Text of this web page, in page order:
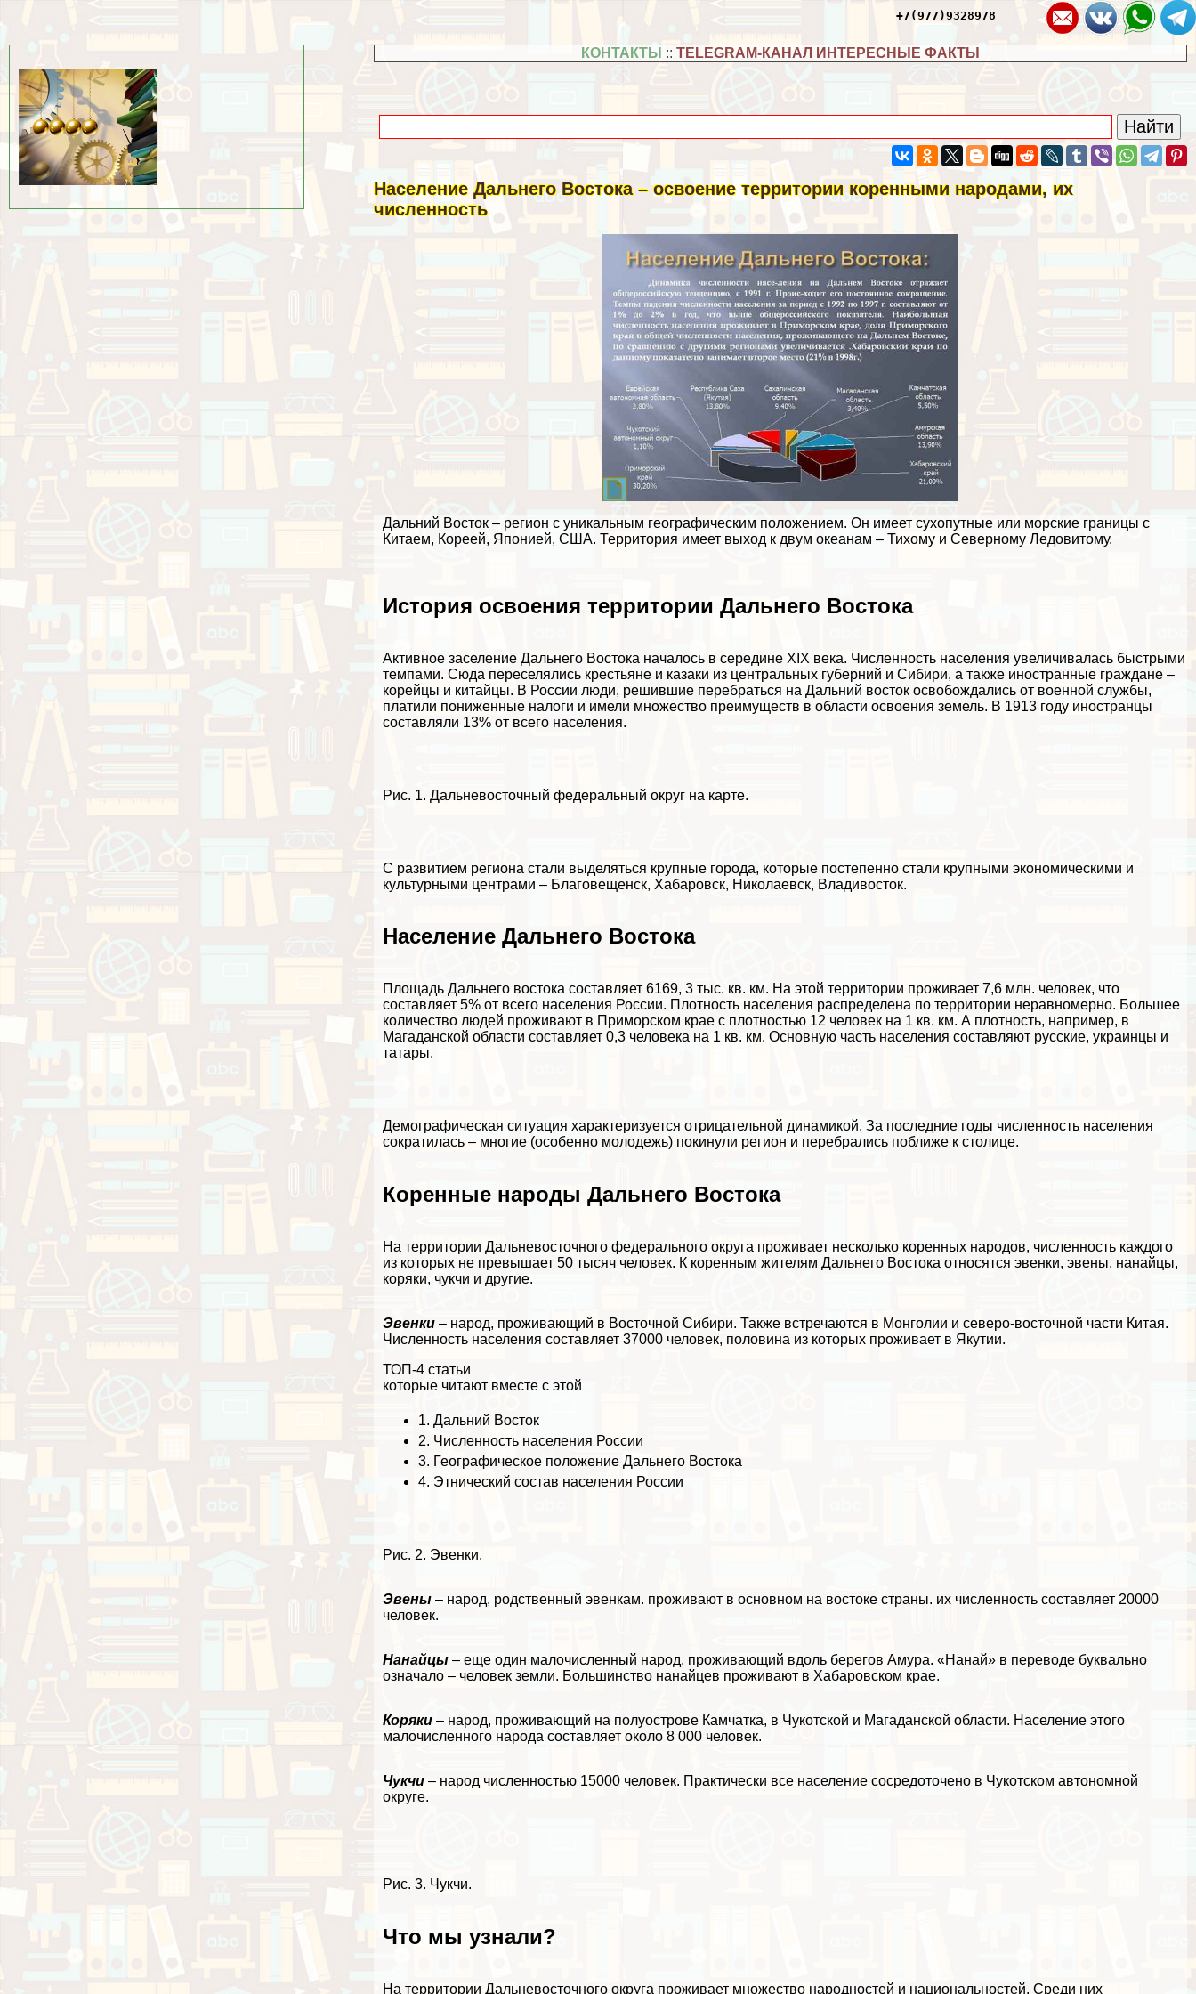
+7(977)9328978
КОНТАКТЫ ::TELEGRAM-КАНАЛ ИНТЕРЕСНЫЕ ФАКТЫ
Население Дальнего Востока – освоение территории коренными народами, их
численность
Дальний Восток – регион с уникальным географическим положением. Он имеет сухопутные или морские границы с
Китаем, Кореей, Японией, США. Территория имеет выход к двум океанам – Тихому и Северному Ледовитому.
История освоения территории Дальнего Востока
Активное заселение Дальнего Востока началось в середине XIX века. Численность населения увеличивалась быстрыми
темпами. Сюда переселялись крестьяне и казаки из центральных губерний и Сибири, а также иностранные граждане –
корейцы и китайцы. В России люди, решившие перебраться на Дальний восток освобождались от военной службы,
платили пониженные налоги и имели множество преимуществ в области освоения земель. В 1913 году иностранцы
составляли 13% от всего населения.
Рис. 1. Дальневосточный федеральный округ на карте.
С развитием региона стали выделяться крупные города, которые постепенно стали крупными экономическими и
культурными центрами – Благовещенск, Хабаровск, Николаевск, Владивосток.
Население Дальнего Востока
Площадь Дальнего востока составляет 6169, 3 тыс. кв. км. На этой территории проживает 7,6 млн. человек, что
составляет 5% от всего населения России. Плотность населения распределена по территории неравномерно. Большее
количество людей проживают в Приморском крае с плотностью 12 человек на 1 кв. км. А плотность, например, в
Магаданской области составляет 0,3 человека на 1 кв. км. Основную часть населения составляют русские, украинцы и
татары.
Демографическая ситуация хаpaктеризуется отрицательной динамикой. За последние годы численность населения
сократилась – многие (особенно молодежь) покинули регион и перебрались поближе к столице.
Коренные народы Дальнего Востока
На территории Дальневосточного федерального округа проживает несколько коренных народов, численность каждого
из которых не превышает 50 тысяч человек. К коренным жителям Дальнего Востока относятся эвенки, эвены, нанайцы,
коряки, чукчи и другие.
Эвенки– народ, проживающий в Восточной Сибири. Также встречаются в Монголии и северо-восточной части Китая.
Численность населения составляет 37000 человек, половина из которых проживает в Якутии.
ТОП-4 статьи
которые читают вместе с этой
1. Дальний Восток
2. Численность населения России
3. Географическое положение Дальнего Востока
4. Этнический состав населения России
Рис. 2. Эвенки.
Эвены– народ, родственный эвенкам. проживают в основном на востоке страны. их численность составляет 20000
человек.
Нанайцы– еще один малочисленный народ, проживающий вдоль берегов Амура. «Нанай» в переводе буквально
означало – человек земли. Большинство нанайцев проживают в Хабаровском крае.
Коряки– народ, проживающий на полуострове Камчатка, в Чукотской и Магаданской области. Население этого
малочисленного народа составляет около 8 000 человек.
Чукчи – народ численностью 15000 человек. Пpaктически все население сосредоточено в Чукотском автономной
округе.
Рис. 3. Чукчи.
Что мы узнали?
На территории Дальневосточного округа проживает множество народностей и национальностей. Среди них